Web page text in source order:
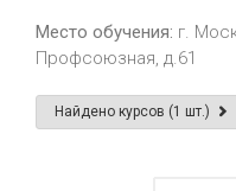
Место обучения: г.
Профсоюзная, д.61
Найдено курсов (1 шт.)